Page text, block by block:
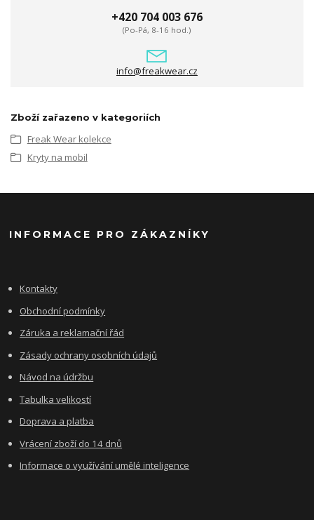
+420 704 003 676
(Po-Pá, 8-16 hod.)
info@freakwear.cz
Zboží zařazeno v kategoriích
Freak Wear kolekce
Kryty na mobil
INFORMACE PRO ZÁKAZNÍKY
Kontakty
Obchodní podmínky
Záruka a reklamační řád
Zásady ochrany osobních údajů
Návod na údržbu
Tabulka velikostí
Doprava a platba
Vrácení zboží do 14 dnů
Informace o využívání umělé inteligence